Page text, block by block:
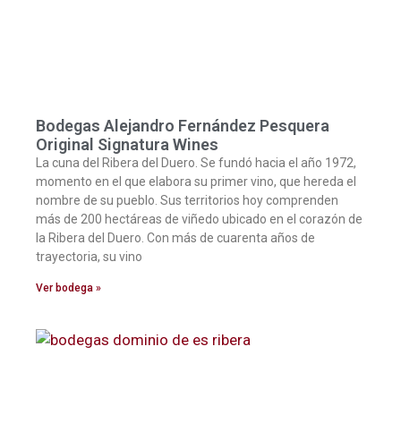
Bodegas Alejandro Fernández Pesquera
Original Signatura Wines
La cuna del Ribera del Duero. Se fundó hacia el año 1972,
momento en el que elabora su primer vino, que hereda el
nombre de su pueblo. Sus territorios hoy comprenden
más de 200 hectáreas de viñedo ubicado en el corazón de
la Ribera del Duero. Con más de cuarenta años de
trayectoria, su vino
Ver bodega »